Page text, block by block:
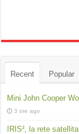
Recent Popular
Mini John Cooper
3 ore ago
IRIS², la rete